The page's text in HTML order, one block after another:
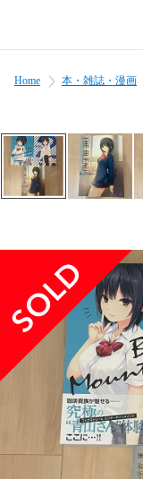
Home 本・雑誌・漫画